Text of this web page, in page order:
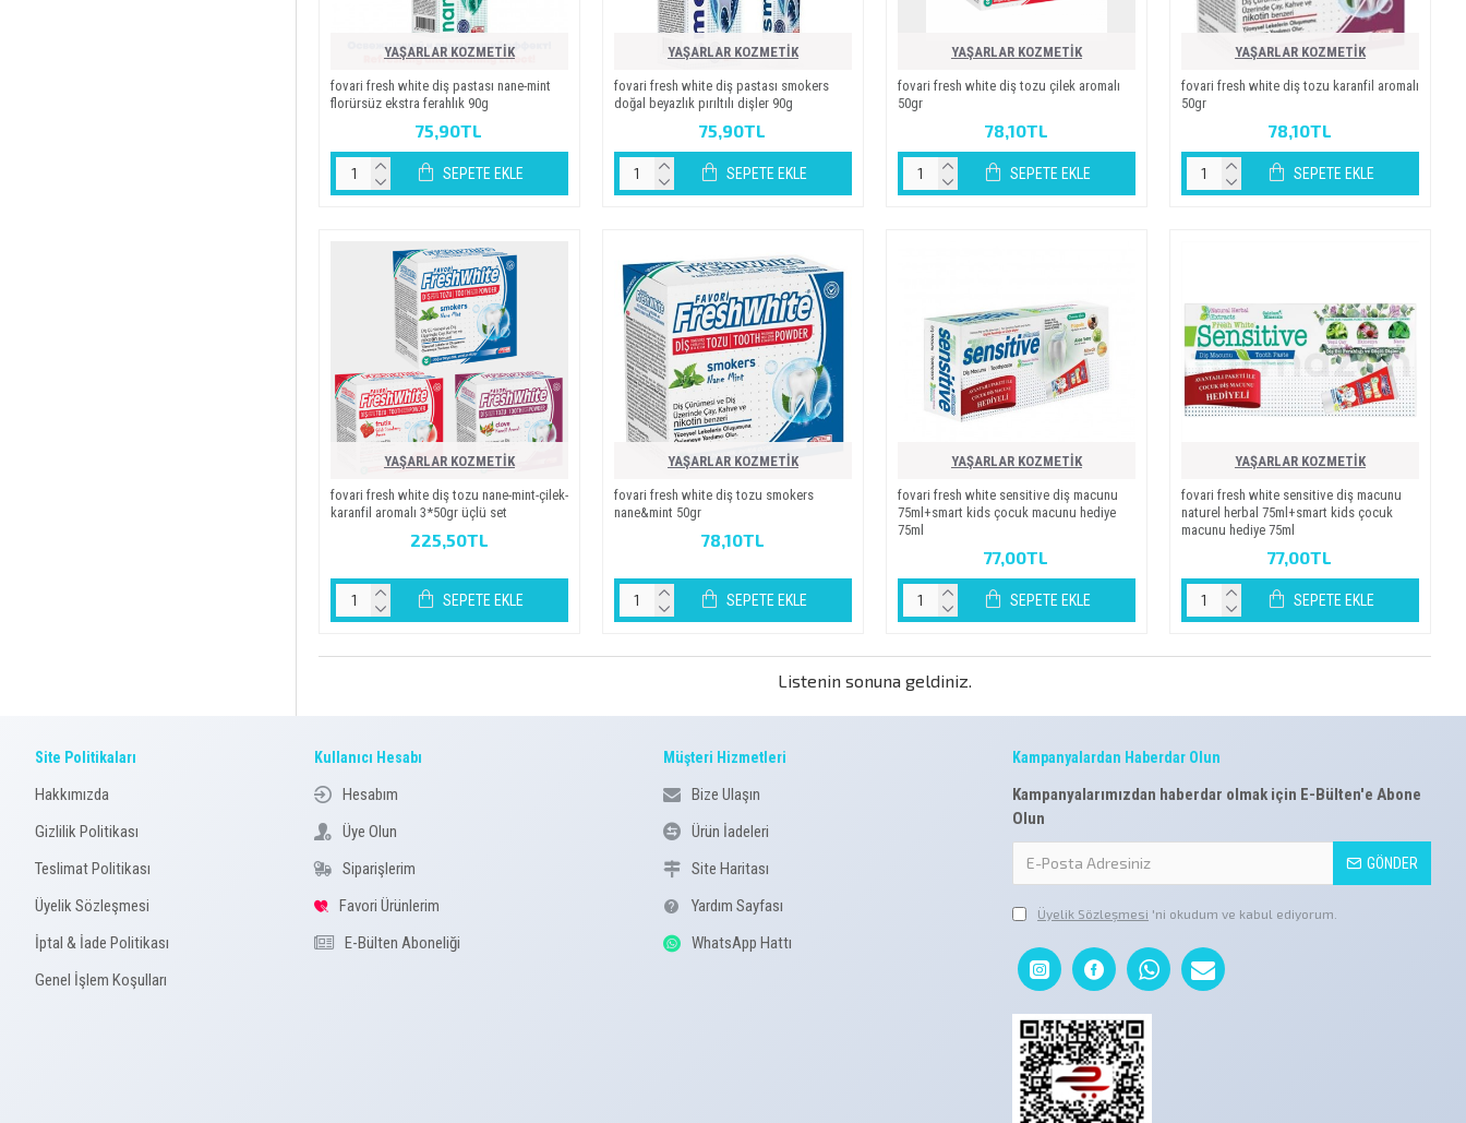
YAŞARLAR KOZMETİK
fovari̇ fresh whi̇te di̇ş pastasi nane-mi̇nt
florürsüz ekstra ferahlik 90g
75,90TL
SEPETE EKLE
YAŞARLAR KOZMETİK
fovari̇ fresh whi̇te di̇ş pastasi smokers
doğal beyazlik piriltili di̇şler 90g
75,90TL
SEPETE EKLE
YAŞARLAR KOZMETİK
fovari̇ fresh whi̇te di̇ş tozu çi̇lek aromali
50gr
78,10TL
SEPETE EKLE
YAŞARLAR KOZMETİK
fovari̇ fresh whi̇te di̇ş tozu karanfi̇l aromali
50gr
78,10TL
SEPETE EKLE
YAŞARLAR KOZMETİK
fovari̇ fresh whi̇te di̇ş tozu nane-mi̇nt-çi̇lek-
karanfi̇l aromali 3*50gr üçlü set
225,50TL
SEPETE EKLE
YAŞARLAR KOZMETİK
fovari̇ fresh whi̇te di̇ş tozu smokers
nane&mi̇nt 50gr
78,10TL
SEPETE EKLE
YAŞARLAR KOZMETİK
fovari̇ fresh whi̇te sensi̇ti̇ve di̇ş macunu
75ml+smart ki̇ds çocuk macunu hedi̇ye
75ml
77,00TL
SEPETE EKLE
YAŞARLAR KOZMETİK
fovari̇ fresh whi̇te sensi̇ti̇ve di̇ş macunu
naturel herbal 75ml+smart ki̇ds çocuk
macunu hedi̇ye 75ml
77,00TL
SEPETE EKLE
Listenin sonuna geldiniz.
Site Politikaları
Hakkımızda
Gizlilik Politikası
Teslimat Politikası
Üyelik Sözleşmesi
İptal & İade Politikası
Genel İşlem Koşulları
Kullanıcı Hesabı
Hesabım
Üye Olun
Siparişlerim
Favori Ürünlerim
E-Bülten Aboneliği
Müşteri Hizmetleri
Bize Ulaşın
Ürün İadeleri
Site Haritası
Yardım Sayfası
WhatsApp Hattı
Kampanyalardan Haberdar Olun
Kampanyalarımızdan haberdar olmak için E-Bülten'e Abone
Olun
GÖNDER
Üyelik Sözleşmesi 'ni okudum ve kabul ediyorum.